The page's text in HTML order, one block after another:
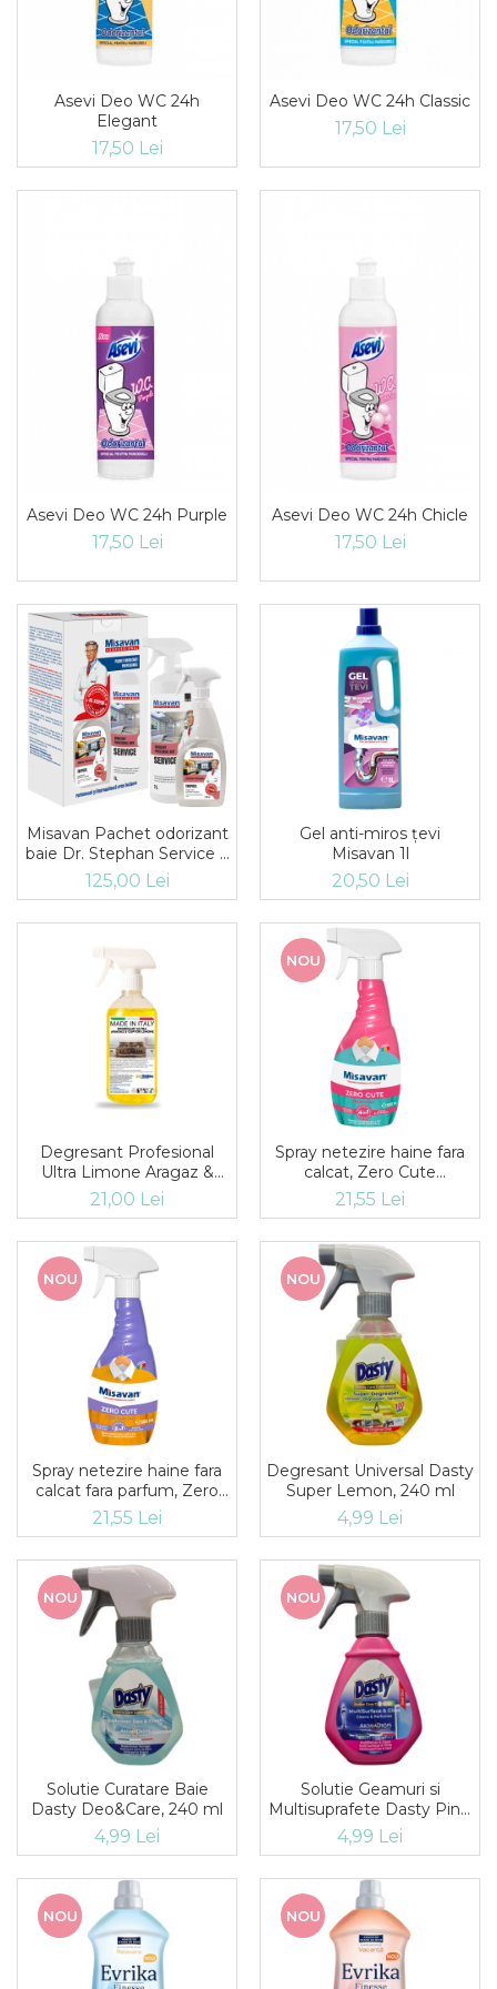
Solutii suprafete bucatarie
Saci menajeri
Folii si pungi alimentare
Vesela de unica folosinta
Degresant
Rezerve filtru Cafea
Produse curatenie baie
Solutii suprafete baie
Dezinfectat toaleta
Detartrant toaleta
Odorizant toaleta
Solutii desfundat tevi
Produse curatenie casa
Solutie curatat geamuri
Solutie curatat podele
Solutie curatat mobila
Solutii dezinfectante
Odorizant camera
Solutie curatat covoare
Detergenti universani
Servetele umede antibacteriene
suprafete
Cristale Aspirator
Laveta magica
Maturi, mopuri si galeti
Solutii Antimucegai
Rezerva mop
Solutie anticalcar pentru
Solutie curatare aparatura
electronica
Solutie multisuprafete
Asevi Deo WC 24h
Elegant
17,50 Lei
Asevi Deo WC 24h Classic
17,50 Lei
Asevi Deo WC 24h Purple
17,50 Lei
Asevi Deo WC 24h Chicle
17,50 Lei
Misavan Pachet odorizant
baie Dr. Stephan Service 1l
+ odorizant camera Dr.
Stephan Tropical 750ml
125,00 Lei
Gel anti-miros țevi
Misavan 1l
20,50 Lei
Degresant Profesional
Ultra Limone Aragaz &
Cuptor
21,00 Lei
NOU
Spray netezire haine fara
calcat, Zero Cute
Harmony Misavan, 500 ml
21,55 Lei
NOU
Spray netezire haine fara
calcat fara parfum, Zero
Cute Misavan, 500 ml
21,55 Lei
NOU
Degresant Universal Dasty
Super Lemon, 240 ml
4,99 Lei
NOU
Solutie Curatare Baie
Dasty Deo&Care, 240 ml
4,99 Lei
NOU
Solutie Geamuri si
Multisuprafete Dasty Pink,
240 ml
4,99 Lei
NOU NOU